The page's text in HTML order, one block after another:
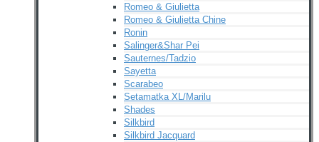
Romeo & Giulietta
Romeo & Giulietta Chine
Ronin
Salinger&Shar Pei
Sauternes/Tadzio
Sayetta
Scarabeo
Setamatka XL/Marilu
Shades
Silkbird
Silkbird Jacquard